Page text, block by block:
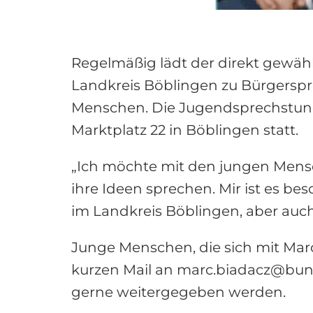
Regelmäßig lädt der direkt
Landkreis Böblingen zu
Menschen. Die
Marktplatz 22 in Böblingen statt.
„Ich möchte mit den jungen
ihre Ideen sprechen. Mir ist es
im Landkreis Böblingen, aber
Junge Menschen, die sich mit
kurzen Mail an
gerne weitergegeben werden.